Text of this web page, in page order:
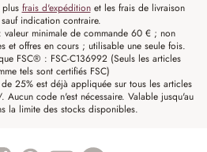
frais d'expéditionet les frais de livraison
indication contraire.
valeur minimale de commande 60 € ; non
et offres en cours ; utilisable une seule fois.
FSC® : FSC-C136992 (Seuls les articles
tels sont certifiés FSC)
25% est déjà appliquée sur tous les articles
code n'est nécessaire. Valable jusqu'au
la limite des stocks disponibles.